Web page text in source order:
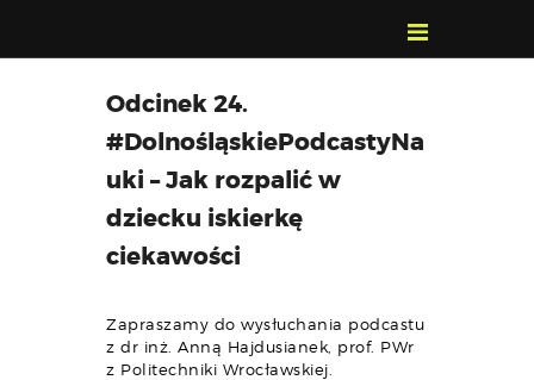
POZNAJ, POLUB,
PAMIĘTAJ!
O FESTIWALU
PROGRAM
KONTAKT
WYSZUKIWARKA
Odcinek 24.
#DolnośląskiePodcastyNa
uki – Jak rozpalić w
dziecku iskierkę
ciekawości
Zapraszamy do wysłuchania podcastu
z dr inż. Anną Hajdusianek, prof. PWr
z Politechniki Wrocławskiej.